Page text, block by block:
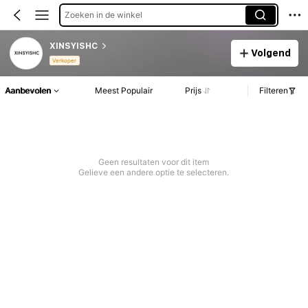
Zoeken in de winkel
XINSYISHC
Verkoper
Volgend
Aanbevolen Meest Populair Prijs Filteren
Geen resultaten voor dit item
Gelieve een andere optie te selecteren.